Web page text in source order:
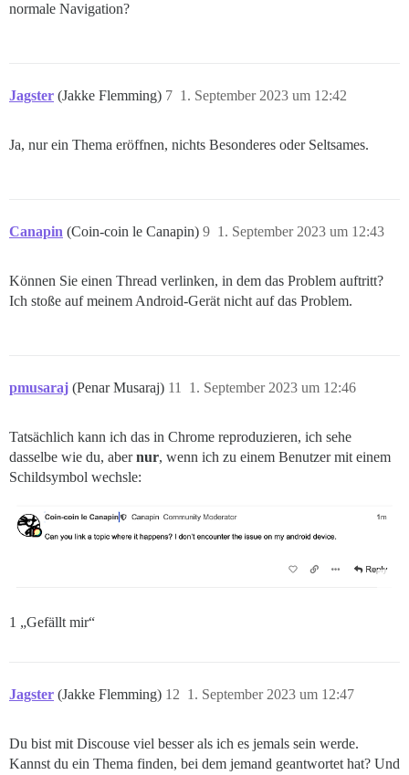
normale Navigation?
Jagster (Jakke Flemming) 1. September 2023 um 12:42
7
Ja, nur ein Thema eröffnen, nichts Besonderes oder Seltsames.
Canapin (Coin-coin le Canapin) 1. September 2023 um 12:43
9
Können Sie einen Thread verlinken, in dem das Problem auftritt?
Ich stoße auf meinem Android-Gerät nicht auf das Problem.
pmusaraj (Penar Musaraj) 1. September 2023 um 12:46
11
Tatsächlich kann ich das in Chrome reproduzieren, ich sehe
dasselbe wie du, abernur, wenn ich zu einem Benutzer mit einem
Schildsymbol wechsle:
1 „Gefällt mir“
Jagster (Jakke Flemming) 1. September 2023 um 12:47
12
Du bist mit Discouse viel besser als ich es jemals sein werde.
Kannst du ein Thema finden, bei dem jemand geantwortet hat? Und